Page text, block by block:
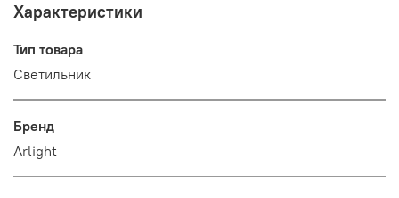
Характеристики
Тип товара
Светильник
Бренд
Arlight